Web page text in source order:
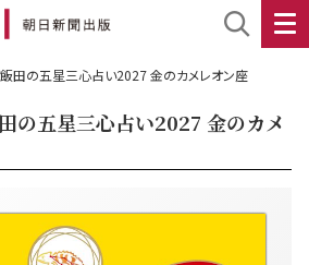
飯田の五星三心占い2027 金のカメレオン座
の五星三心占い2027 金のカメ